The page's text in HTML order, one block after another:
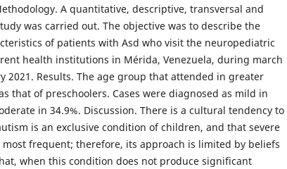
A quantitative, descriptive, transversal and
was carried out. The objective was to describe the
of patients with Asd who visit the neuropediatric
health institutions in Mérida, Venezuela, during march
2021. Results. The age group that attended in greater
that of preschoolers. Cases were diagnosed as mild in
in 34.9%. Discussion. There is a cultural tendency to
is an exclusive condition of children, and that severe
most frequent; therefore, its approach is limited by beliefs
when this condition does not produce significant